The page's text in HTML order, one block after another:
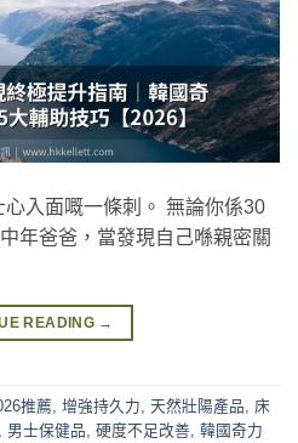
入面嘅一條刺。 無論你係30
年爸爸，當發現自己喺親密關
READING →
推薦 增強持久力 天然壯陽產品
床
男士保健品 硬度不足改善 韓國奇力